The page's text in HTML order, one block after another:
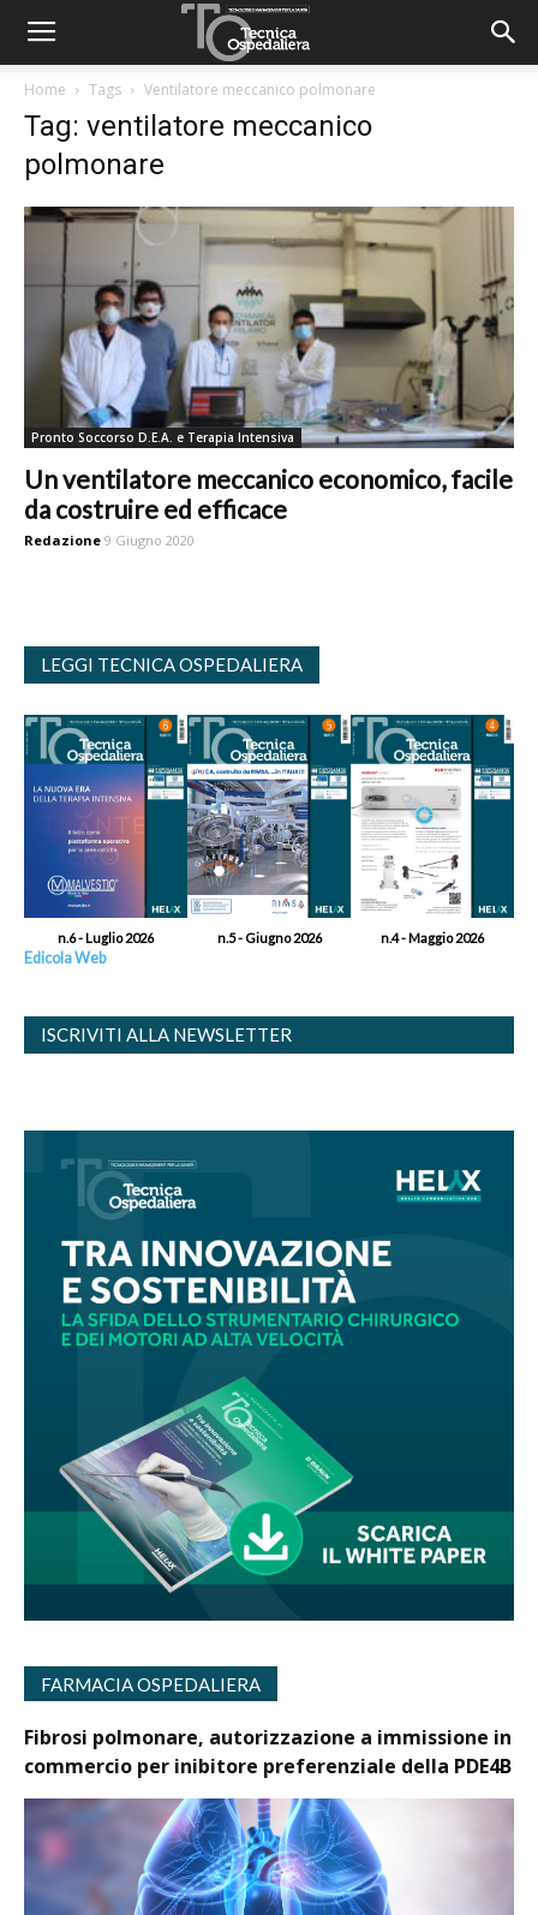
Home Tags Ventilatore meccanico polmonare
Tag: ventilatore meccanico
polmonare
Pronto Soccorso D.E.A. e Terapia Intensiva
Un ventilatore meccanico economico, facile
da costruire ed efficace
Redazione 9 Giugno 2020
LEGGI TECNICA OSPEDALIERA
n.6 - Luglio 2026 n.5 - Giugno 2026 n.4 - Maggio 2026
Edicola Web
ISCRIVITI ALLA NEWSLETTER
FARMACIA OSPEDALIERA
Fibrosi polmonare, autorizzazione a immissione in
commercio per inibitore preferenziale della PDE4B